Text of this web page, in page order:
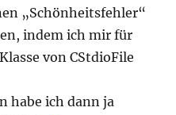
„Schönheitsfehler“
indem ich mir für
von CStdioFile
habe ich dann ja